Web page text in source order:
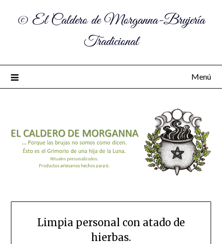
© El Caldero de Morganna-Brujería
Tradicional
Menú
Limpia personal con atado de
hierbas.